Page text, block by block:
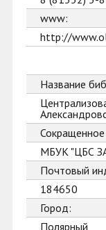
www:
http://
Название
Сокращенное
МБУК "ЦБС
Почтовый
184650
Город:
Полярный